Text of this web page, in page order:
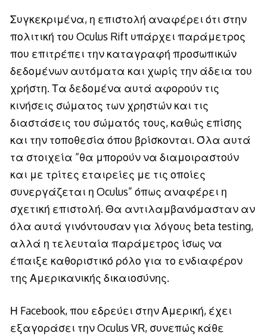
Συγκεκριμένα, η επιστολή αναφέρει ότι στην
πολιτική του Oculus Rift υπάρχει παράμετρος
που επιτρέπει την καταγραφή προσωπικών
δεδομένων αυτόματα και χωρίς την άδεια του
χρήστη. Τα δεδομένα αυτά αφορούν τις
κινήσεις σώματος των χρηστών και τις
διαστάσεις του σώματός τους, καθώς επίσης
και την τοποθεσία όπου βρίσκονται. Όλα αυτά
τα στοιχεία “θα μπορούν να διαμοιραστούν
και με τρίτες εταιρείες με τις οποίες
συνεργάζεται η Oculus” όπως αναφέρει η
σχετική επιστολή. Θα αντιλαμβανόμασταν αν
όλα αυτά γινόντουσαν για λόγους beta testing,
αλλά η τελευταία παράμετρος ίσως να
έπαιξε καθοριστικό ρόλο για το ενδιαφέρον
της Αμερικανικής δικαιοσύνης.
Η Facebook, που εδρεύει στην Αμερική, έχει
εξαγοράσει την Oculus VR, συνεπώς κάθε